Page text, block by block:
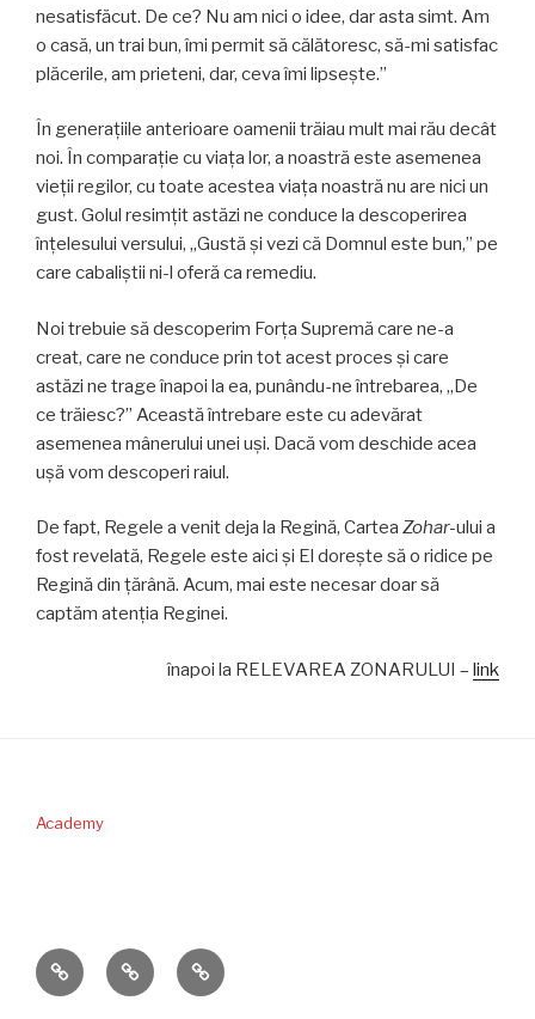
nesatisfăcut. De ce? Nu am nici o idee, dar asta simt. Am
o casă, un trai bun, îmi permit să călătoresc, să-mi satisfac
plăcerile, am prieteni, dar, ceva îmi lipsește.”
În generațiile anterioare oamenii trăiau mult mai rău decât
noi. În comparație cu viața lor, a noastră este asemenea
vieții regilor, cu toate acestea viața noastră nu are nici un
gust. Golul resimțit astăzi ne conduce la descoperirea
înțelesului versului, „Gustă și vezi că Domnul este bun,” pe
care cabaliştii ni-l oferă ca remediu.
Noi trebuie să descoperim Forța Supremă care ne-a
creat, care ne conduce prin tot acest proces și care
astăzi ne trage înapoi la ea, punându-ne întrebarea, „De
ce trăiesc?” Această întrebare este cu adevărat
asemenea mânerului unei uși. Dacă vom deschide acea
ușă vom descoperi raiul.
De fapt, Regele a venit deja la Regină, Cartea Zohar-ului a
fost revelată, Regele este aici și El dorește să o ridice pe
Regină din țărână. Acum, mai este necesar doar să
captăm atenția Reginei.
înapoi la RELEVAREA ZONARULUI – link
Academy
PERICOPA
SĂPTĂMÂNII
DONAŢIICONTACT